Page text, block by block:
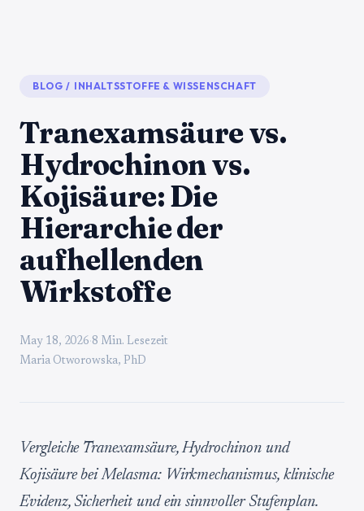
BLOG / INHALTSSTOFFE & WISSENSCHAFT
Tranexamsäure vs.
Hydrochinon vs.
Kojisäure: Die
Hierarchie der
aufhellenden
Wirkstoffe
May 18, 2026·8 Min. Lesezeit
Maria Otworowska, PhD
Vergleiche Tranexamsäure, Hydrochinon und
Kojisäure bei Melasma: Wirkmechanismus, klinische
Evidenz, Sicherheit und ein sinnvoller Stufenplan.